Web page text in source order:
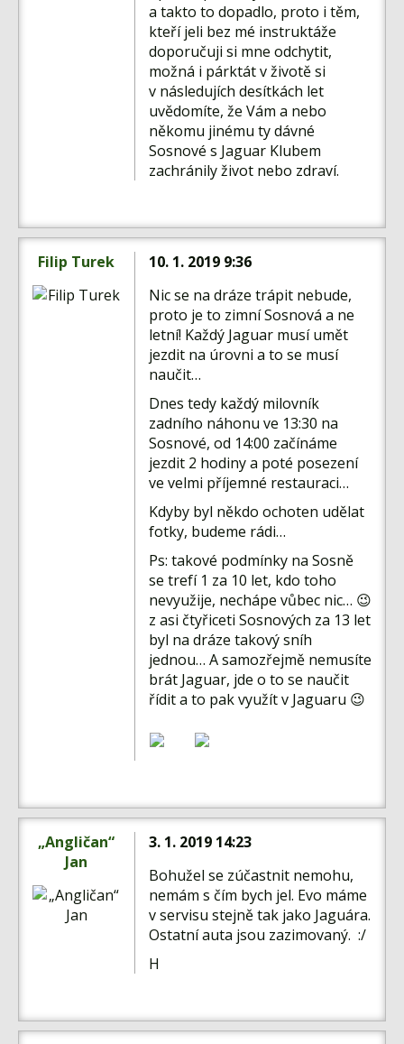
a takto to dopadlo, proto i těm,
kteří jeli bez mé instruktáže
doporučuji si mne odchytit,
možná i párktát v životě si
v následujích desítkách let
uvědomíte, že Vám a nebo
někomu jinému ty dávné
Sosnové s Jaguar Klubem
zachránily život nebo zdraví.
Filip Turek
10. 1. 2019 9:36
Nic se na dráze trápit nebude,
proto je to zimní Sosnová a ne
letní! Každý Jaguar musí umět
jezdit na úrovni a to se musí
naučit…
Dnes tedy každý milovník
zadního náhonu ve 13:30 na
Sosnové, od 14:00 začínáme
jezdit 2 hodiny a poté posezení
ve velmi příjemné restauraci…
Kdyby byl někdo ochoten udělat
fotky, budeme rádi…
Ps: takové podmínky na Sosně
se trefí 1 za 10 let, kdo toho
nevyužije, nechápe vůbec nic… 😉
z asi čtyřiceti Sosnových za 13 let
byl na dráze takový sníh
jednou… A samozřejmě nemusíte
brát Jaguar, jde o to se naučit
řídit a to pak využít v Jaguaru 😉
„Angličan“
Jan
3. 1. 2019 14:23
Bohužel se zúčastnit nemohu,
nemám s čím bych jel. Evo máme
v servisu stejně tak jako Jaguára.
Ostatní auta jsou zazimovaný. :/
H